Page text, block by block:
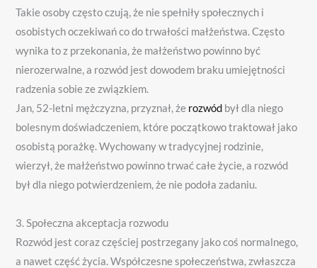
Takie osoby często czują, że nie spełniły społecznych i
osobistych oczekiwań co do trwałości małżeństwa. Często
wynika to z przekonania, że ​​małżeństwo powinno być
nierozerwalne, a rozwód jest dowodem braku umiejętności
radzenia sobie ze związkiem.
Jan, 52-letni mężczyzna, przyznał, że rozwód był dla niego
bolesnym doświadczeniem, które początkowo traktował jako
osobistą porażkę. Wychowany w tradycyjnej rodzinie,
wierzył, że małżeństwo powinno trwać całe życie, a rozwód
był dla niego potwierdzeniem, że nie podoła zadaniu.
3. Społeczna akceptacja rozwodu
Rozwód jest coraz częściej postrzegany jako coś normalnego,
a nawet część życia. Współczesne społeczeństwa, zwłaszcza